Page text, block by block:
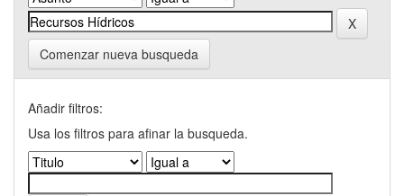
Comenzar nueva busqueda
Añadir filtros:
Usa los filtros para afinar la busqueda.